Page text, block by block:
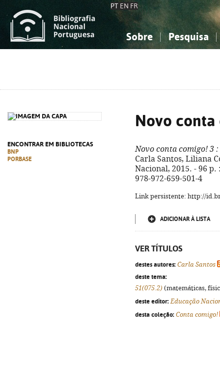
PT EN FR
Sobre Pesquisa
ENCONTRAR EM BIBLIOTECAS
BNP
PORBASE
Novo conta
Novo conta comigo! 3 :
Carla Santos, Liliana
Nacional, 2015. - 96 p.
978-972-659-501-4
Link persistente: http://
ADICIONAR À LISTA
VER TÍTULOS
destes autores: Carla Santos
deste tema:
51(075.2) (matemáticas,
deste editor: Educação
desta coleção: Conta comigo!